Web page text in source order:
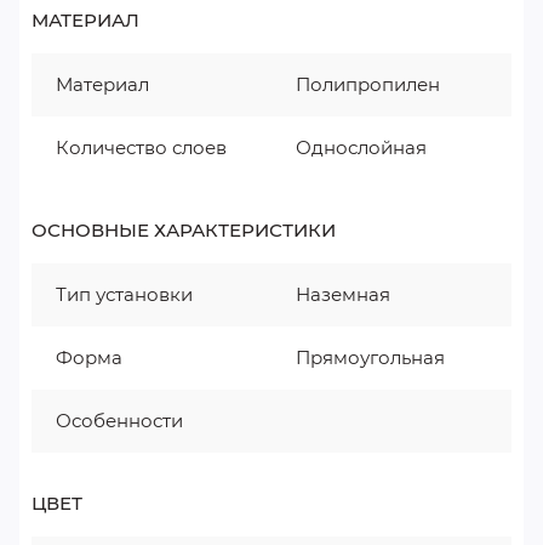
МАТЕРИАЛ
Материал Полипропилен
Количество слоев Однослойная
ОСНОВНЫЕ ХАРАКТЕРИСТИКИ
Тип установки Наземная
Форма Прямоугольная
Особенности
ЦВЕТ